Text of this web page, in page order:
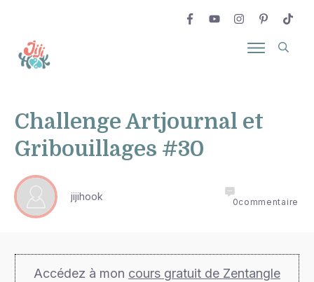
Challenge Artjournal et
Gribouillages #30
jijihook 0commentaire
Accédez à mon cours gratuit de Zentangle